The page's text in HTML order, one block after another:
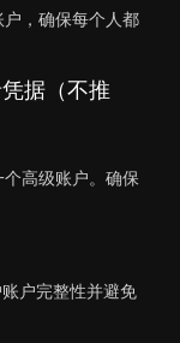
，确保每个人都
据（不推
高级账户。确保
户完整性并避免